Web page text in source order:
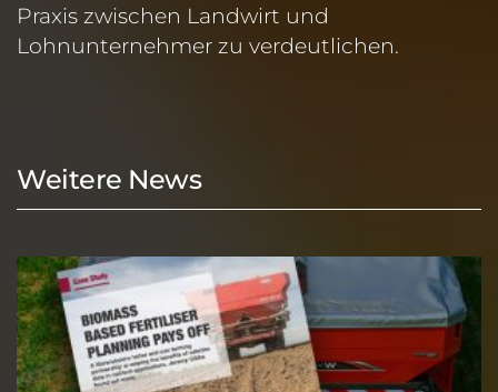
Praxis zwischen Landwirt und
Lohnunternehmer zu verdeutlichen.
Weitere News